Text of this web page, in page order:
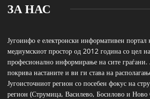
ЗА НАС
Југоинфо е електронски информативен портал
медиумскиот простор од 2012 година со цел
професионално информирање на сите граѓани.
покрива настаните и ви ги става на
Југоисточниот регион со посебен фокус на
регион (Струмица, Василево, Босилово и Ново